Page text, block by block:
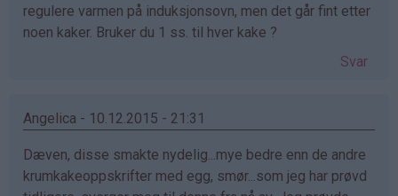
regulere varmen på induksjonsovn, men det går fint etter
noen kaker. Bruker du 1 ss. til hver kake ?
Svar
Angelica - 10.12.2015 - 21:31
Dæven, disse smakte nydelig...mye bedre enn de andre
krumkakeoppskrifter med egg, smør...som jeg har prøvd